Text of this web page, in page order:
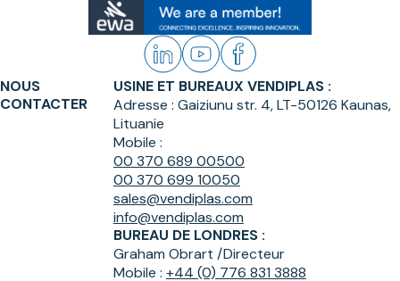
NOUS
CONTACTER
USINE ET BUREAUX VENDIPLAS :
Adresse : Gaiziunu str. 4, LT-50126 Kaunas,
Lituanie
Mobile :
00 370 689 00500
00 370 699 10050
sales@vendiplas.com
info@vendiplas.com
BUREAU DE LONDRES :
Graham Obrart /Directeur
Mobile : +44 (0) 776 831 3888